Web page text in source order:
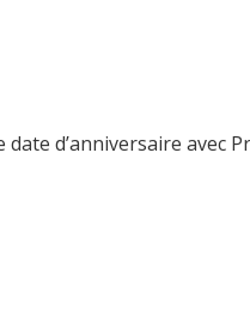
d’anniversaire avec